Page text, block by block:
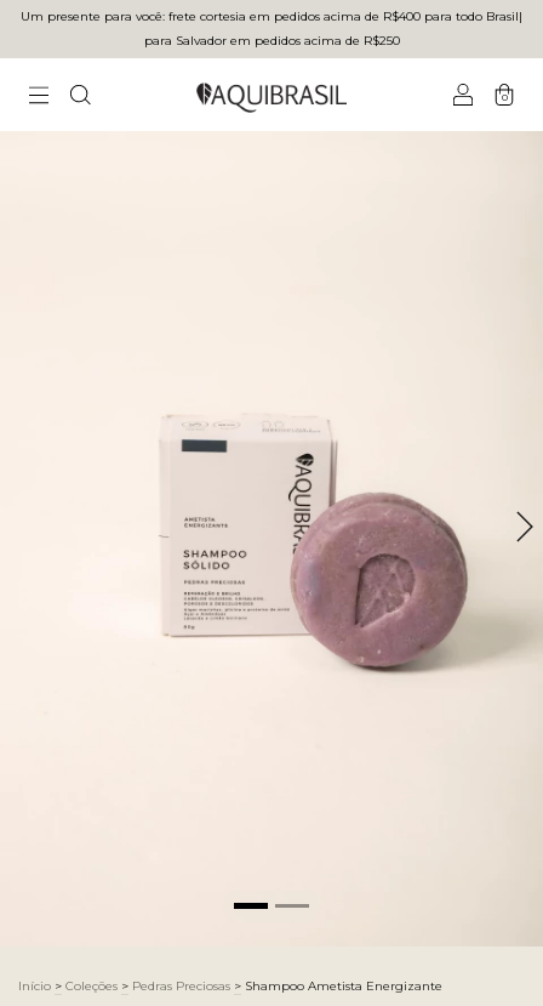
Um presente para você: frete cortesia em pedidos acima de R$400 para todo Brasilㅤ|ㅤ
para Salvador em pedidos acima de R$250
0
Início > Coleções > Pedras Preciosas > Shampoo Ametista Energizante